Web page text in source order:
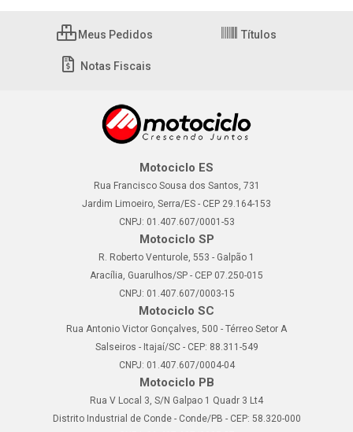
Meus Pedidos Títulos
Notas Fiscais
Motociclo ES
Rua Francisco Sousa dos Santos, 731
Jardim Limoeiro, Serra/ES - CEP 29.164-153
CNPJ: 01.407.607/0001-53
Motociclo SP
R. Roberto Venturole, 553 - Galpão 1
Aracília, Guarulhos/SP - CEP 07.250-015
CNPJ: 01.407.607/0003-15
Motociclo SC
Rua Antonio Victor Gonçalves, 500 - Térreo Setor A
Salseiros - Itajaí/SC - CEP: 88.311-549
CNPJ: 01.407.607/0004-04
Motociclo PB
Rua V Local 3, S/N Galpao 1 Quadr 3 Lt4
Distrito Industrial de Conde - Conde/PB - CEP: 58.320-000